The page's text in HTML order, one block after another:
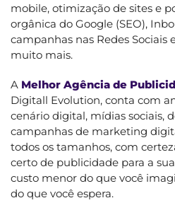
mobile, otimização de sites e
orgânica do Google (SEO),
campanhas nas Redes Sociais
muito mais.
A Melhor Agência de
Digitall Evolution, conta com
cenário digital, mídias sociais,
campanhas de marketing
todos os tamanhos, com
certo de publicidade para a
custo menor do que você
do que você espera.